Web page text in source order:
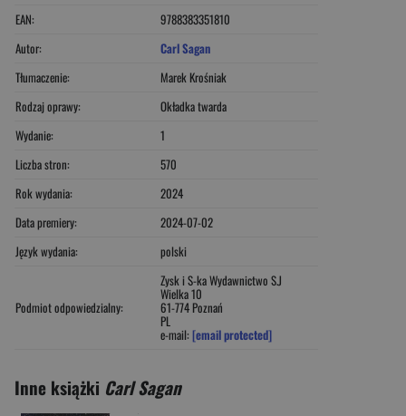
EAN:
9788383351810
Autor:
Carl Sagan
Tłumaczenie:
Marek Krośniak
Rodzaj oprawy:
Okładka twarda
Wydanie:
1
Liczba stron:
570
Rok wydania:
2024
Data premiery:
2024-07-02
Język wydania:
polski
Podmiot odpowiedzialny:
Zysk i S-ka Wydawnictwo S.J
Wielka 10
61-774 Poznań
PL
e-mail: [email protected]
Inne książki Carl Sagan